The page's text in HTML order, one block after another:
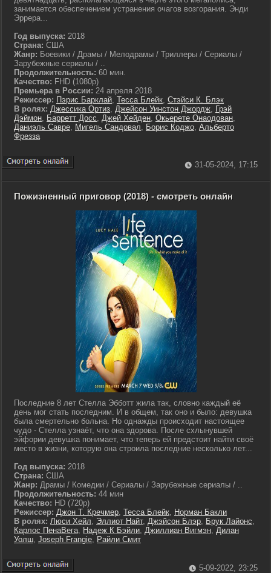
занимается обеспечением устранения очагов возгорания. Энди
Эррера...
Год выпуска: 2018
Страна: США
Жанр: Боевики / Драмы / Мелодрамы / Триллеры / Сериалы /
Зарубежные сериалы / ..
Продолжительность: 60 мин.
Качество: FHD (1080p)
Премьера в России: 24 апреля 2018
Режиссер: Пэрис Барклай, Тесса Блейк, Стэйси К. Блэк
В ролях: Джессика Ортиз, Джейсон Уинстон Джордж, Грэй
Дэймон, Барретт Досс, Джей Хейден, Окьерете Онаодован,
Даниэль Савре, Мигель Сандовал, Борис Коджо, Альберто
Фрезза
31-05-2024, 17:15
Пожизненный приговор (2018) - смотреть онлайн
Последние 8 лет Стелла Эбботт жила так, словно каждый её
день мог стать последним. И в общем, так оно и было: девушка
была смертельно больна. Но однажды происходит настоящее
чудо - Стелла узнаёт, что она здорова. После схлынувшей
эйфории девушка понимает, что теперь ей предстоит найти своё
место в жизни, которую она строила последние несколько лет...
Год выпуска: 2018
Страна: США
Жанр: Драмы / Комедии / Сериалы / Зарубежные сериалы / ..
Продолжительность: 44 мин
Качество: HD (720p)
Режиссер: Джон Т. Кречмер, Тесса Блейк, Норман Бакли
В ролях: Люси Хейл, Эллиот Найт, Джэйсон Блэр, Брук Лайонс,
Карлос ПенаВега, Надеж К Бэйли, Джиллиан Вигмэн, Дилан
Уолш, Joseph Frangie, Райли Смит
5-09-2022, 23:25